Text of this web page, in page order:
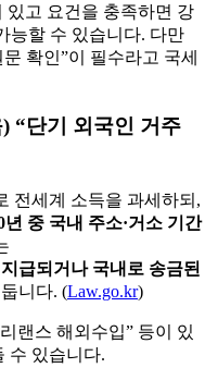
있고 요건을 충족하면 강
능할 수 있습니다. 다만
확인”이 필수라고 국세
“단기 외국인 거주
전세계 소득을 과세하되,
중 국내 주소·거소 기간
급되거나 국내로 송금된
니다. (Law.go.kr)
랜스 해외수입” 등이 있
수 있습니다.